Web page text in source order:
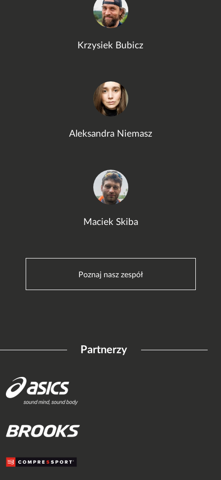
Krzysiek Bubicz
Aleksandra Niemasz
Maciek Skiba
Poznaj nasz zespół
Partnerzy